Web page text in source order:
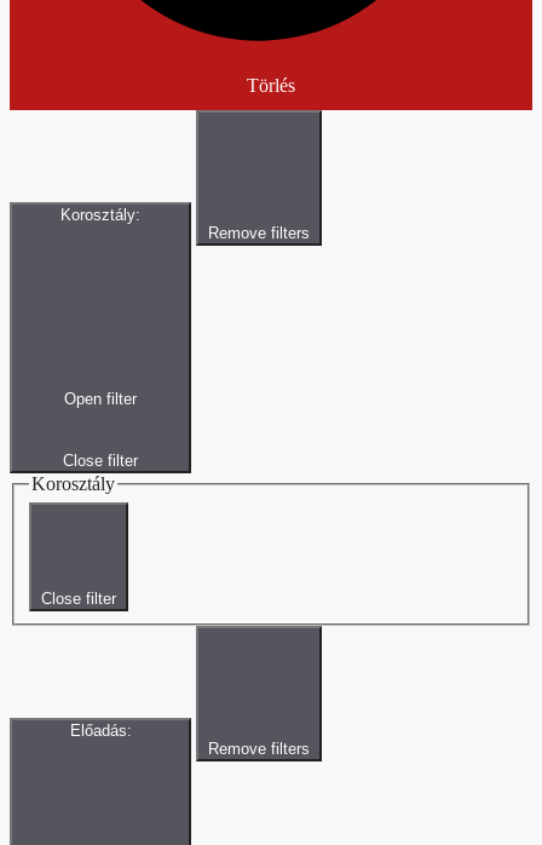
Törlés
Korosztály:
Open filter
Close filter
Remove filters
Korosztály
Close filter
Előadás:
Remove filters